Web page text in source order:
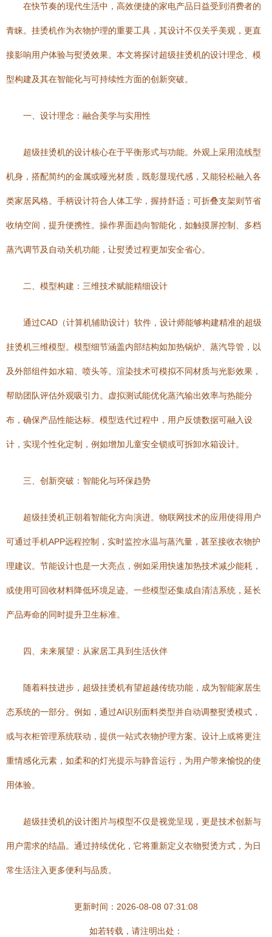
在快节奏的现代生活中，高效便捷的家电产品日益受到消费者的
青睐。挂烫机作为衣物护理的重要工具，其设计不仅关乎美观，更直
接影响用户体验与熨烫效果。本文将探讨超级挂烫机的设计理念、模
型构建及其在智能化与可持续性方面的创新突破。
一、设计理念：融合美学与实用性
超级挂烫机的设计核心在于平衡形式与功能。外观上采用流线型
机身，搭配简约的金属或哑光材质，既彰显现代感，又能轻松融入各
类家居风格。手柄设计符合人体工学，握持舒适；可折叠支架则节省
收纳空间，提升便携性。操作界面趋向智能化，如触摸屏控制、多档
蒸汽调节及自动关机功能，让熨烫过程更加安全省心。
二、模型构建：三维技术赋能精细设计
通过CAD（计算机辅助设计）软件，设计师能够构建精准的超级
挂烫机三维模型。模型细节涵盖内部结构如加热锅炉、蒸汽导管，以
及外部组件如水箱、喷头等。渲染技术可模拟不同材质与光影效果，
帮助团队评估外观吸引力。虚拟测试能优化蒸汽输出效率与热能分
布，确保产品性能达标。模型迭代过程中，用户反馈数据可融入设
计，实现个性化定制，例如增加儿童安全锁或可拆卸水箱设计。
三、创新突破：智能化与环保趋势
超级挂烫机正朝着智能化方向演进。物联网技术的应用使得用户
可通过手机APP远程控制，实时监控水温与蒸汽量，甚至接收衣物护
理建议。节能设计也是一大亮点，例如采用快速加热技术减少能耗，
或使用可回收材料降低环境足迹。一些模型还集成自清洁系统，延长
产品寿命的同时提升卫生标准。
四、未来展望：从家居工具到生活伙伴
随着科技进步，超级挂烫机有望超越传统功能，成为智能家居生
态系统的一部分。例如，通过AI识别面料类型并自动调整熨烫模式，
或与衣柜管理系统联动，提供一站式衣物护理方案。设计上或将更注
重情感化元素，如柔和的灯光提示与静音运行，为用户带来愉悦的使
用体验。
超级挂烫机的设计图片与模型不仅是视觉呈现，更是技术创新与
用户需求的结晶。通过持续优化，它将重新定义衣物熨烫方式，为日
常生活注入更多便利与品质。
更新时间：2026-08-08 07:31:08
如若转载，请注明出处：